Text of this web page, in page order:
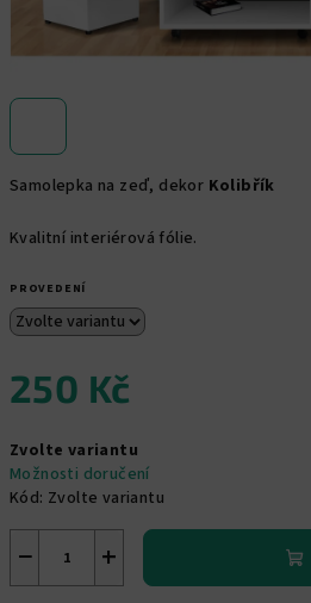
Samolepka na zeď, dekor Kolibřík
Kvalitní interiérová fólie.
PROVEDENÍ
250 Kč
cena:
Zvolte variantu
Možnosti doručení
Kód: Zvolte variantu
+
−